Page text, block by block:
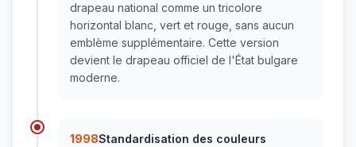
drapeau national comme un tricolore
horizontal blanc, vert et rouge, sans aucun
emblème supplémentaire. Cette version
devient le drapeau officiel de l'État bulgare
moderne.
1998Standardisation des couleurs